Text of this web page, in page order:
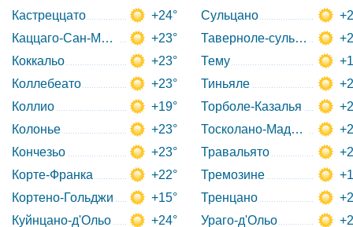
Кастреццато
+24°
Каццаго-Сан-Мартино
+23°
Коккальо
+23°
Коллебеато
+23°
Коллио
+19°
Колонье
+23°
Кончезьо
+23°
Корте-Франка
+22°
Кортено-Гольджи
+15°
Куйнцано-д'Ольо
+24°
Сульцано
Таверноле-суль-Мелла
Тему
Тиньяле
Торболе-Казалья
Тосколано-Мадерно
Травальято
Тремозине
Тренцано
Ураго-д'Ольо